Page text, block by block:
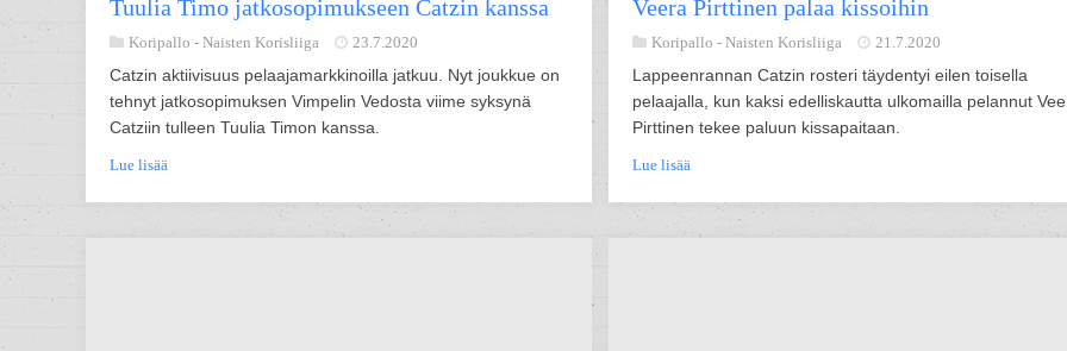
Tuulia Timo jatkosopimukseen Catzin kanssa
Koripallo - Naisten Korisliiga 23.7.2020
Catzin aktiivisuus pelaajamarkkinoilla jatkuu. Nyt joukkue on
tehnyt jatkosopimuksen Vimpelin Vedosta viime syksynä
Catziin tulleen Tuulia Timon kanssa.
Lue lisää
Veera Pirttinen palaa kissoihin
Koripallo - Naisten Korisliiga 21.7.2020
Lappeenrannan Catzin rosteri täydentyi eilen toisella
pelaajalla, kun kaksi edelliskautta ulkomailla pelannut
Pirttinen tekee paluun kissapaitaan.
Lue lisää